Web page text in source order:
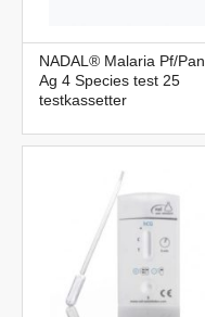
NADAL® Malaria Pf/Pan
Ag 4 Species test 25
testkassetter